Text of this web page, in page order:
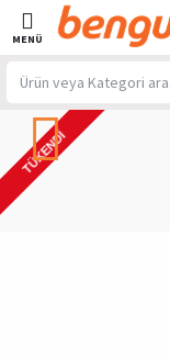
TÜKENDI